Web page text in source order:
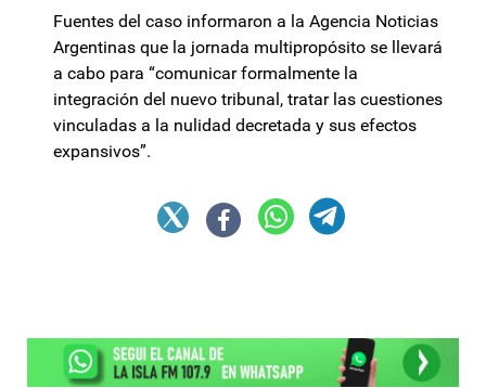
Fuentes del caso informaron a la Agencia Noticias
Argentinas que la jornada multipropósito se llevará
a cabo para “comunicar formalmente la
integración del nuevo tribunal, tratar las cuestiones
vinculadas a la nulidad decretada y sus efectos
expansivos”.